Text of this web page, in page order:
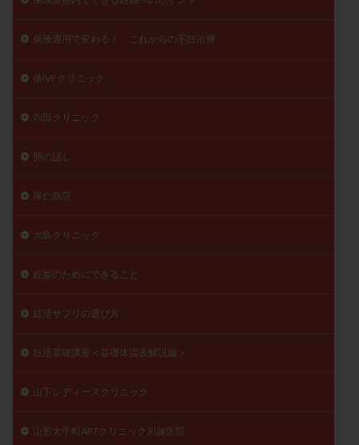
保険適用で変わる！ これからの不妊治療
俵IVFクリニック
内田クリニック
卵の話し
厚仁病院
大島クリニック
妊娠のためにできること
妊活サプリの選び方
妊活基礎講座＜基礎体温表解説編＞
山下レディースクリニック
山形大手町ARTクリニック川越医院